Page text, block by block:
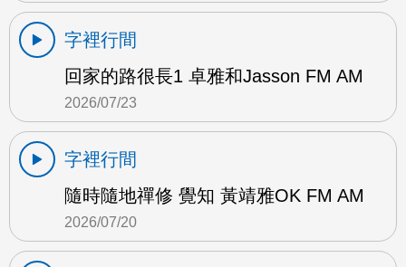
字裡行間
回家的路很長1 卓雅和Jasson FM AM
2026/07/23
字裡行間
隨時隨地禪修 覺知 黃靖雅OK FM AM
2026/07/20